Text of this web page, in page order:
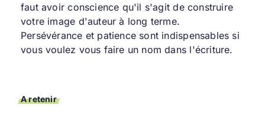
faut avoir conscience qu'il s'agit de construire
votre image d'auteur à long terme.
Persévérance et patience sont indispensables si
vous voulez vous faire un nom dans l'écriture.
A retenir